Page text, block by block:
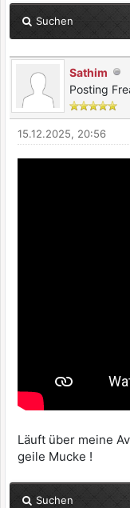
Suchen
Sathim
Posting
15.12.2025, 20:56
Läuft über meine
geile Mucke !
Suchen